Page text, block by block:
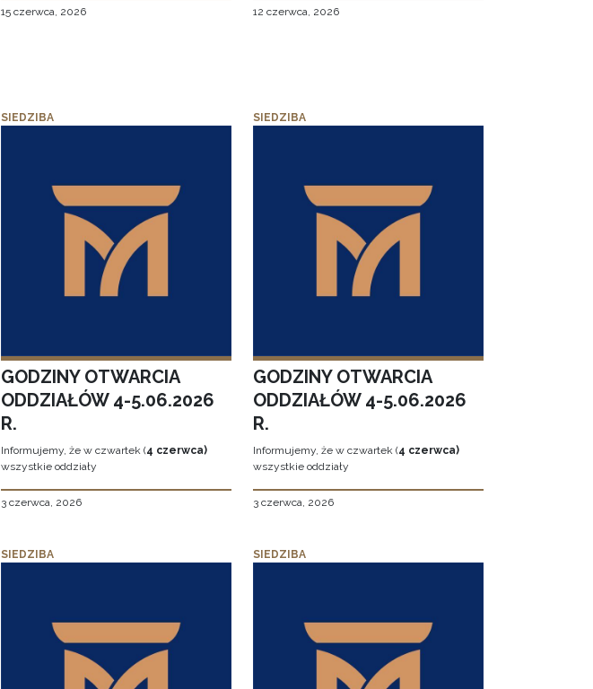
15 czerwca, 2026 12 czerwca, 2026
SIEDZIBA
GODZINY OTWARCIA
ODDZIAŁÓW 4-5.06.2026
R.
Informujemy, że w czwartek (4 czerwca)
wszystkie oddziały
3 czerwca, 2026
SIEDZIBA
GODZINY OTWARCIA
ODDZIAŁÓW 4-5.06.2026
R.
Informujemy, że w czwartek (4 czerwca)
wszystkie oddziały
3 czerwca, 2026
SIEDZIBA SIEDZIBA